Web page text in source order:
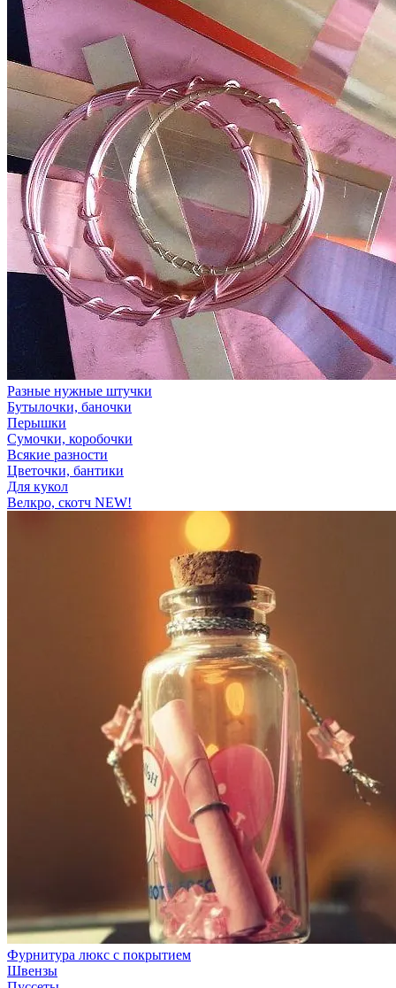
Разные нужные штучки
Бутылочки, баночки
Перышки
Сумочки, коробочки
Всякие разности
Цветочки, бантики
Для кукол
Велкро, скотч NEW!
Фурнитура люкс с покрытием
Швензы